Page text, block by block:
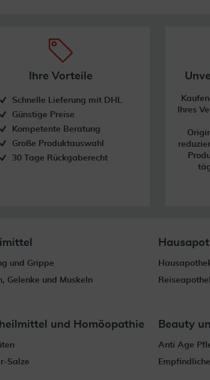
Ihre Vorteile
Schnelle Lieferung mit DHL
Günstige Preise
Kompetente Beratung
Große Produktauswahl
30 Tage Rückgaberecht
Ihres
und Grippe
Gelenke und Muskeln
und Homöopathie
Salze
Beauty
Anti Age